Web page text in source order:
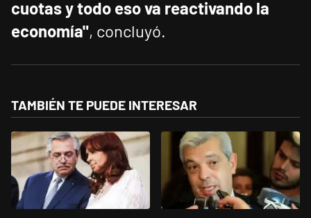
cuotas y todo eso va reactivando la
economía", concluyó.
TAMBIÉN TE PUEDE INTERESAR